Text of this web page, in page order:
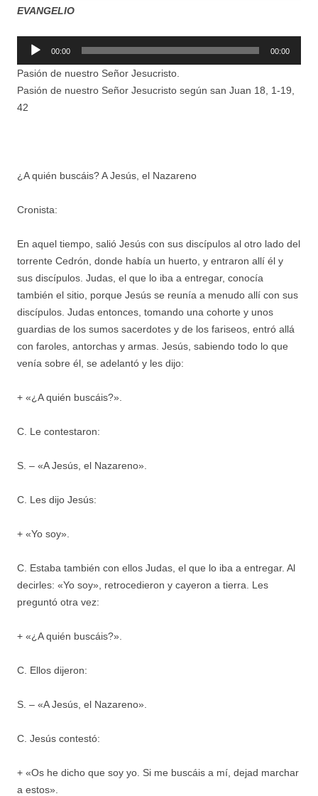
EVANGELIO
Reproductor
audio
00:00 00:00
Pasión de nuestro Señor Jesucristo.
Pasión de nuestro Señor Jesucristo según san Juan 18, 1-19,
42
¿A quién buscáis? A Jesús, el Nazareno
Cronista:
En aquel tiempo, salió Jesús con sus discípulos al otro lado del
torrente Cedrón, donde había un huerto, y entraron allí él y
sus discípulos. Judas, el que lo iba a entregar, conocía
también el sitio, porque Jesús se reunía a menudo allí con sus
discípulos. Judas entonces, tomando una cohorte y unos
guardias de los sumos sacerdotes y de los fariseos, entró allá
con faroles, antorchas y armas. Jesús, sabiendo todo lo que
venía sobre él, se adelantó y les dijo:
+ «¿A quién buscáis?».
C. Le contestaron:
S. – «A Jesús, el Nazareno».
C. Les dijo Jesús:
+ «Yo soy».
C. Estaba también con ellos Judas, el que lo iba a entregar. Al
decirles: «Yo soy», retrocedieron y cayeron a tierra. Les
preguntó otra vez:
+ «¿A quién buscáis?».
C. Ellos dijeron:
S. – «A Jesús, el Nazareno».
C. Jesús contestó:
+ «Os he dicho que soy yo. Si me buscáis a mí, dejad marchar
a estos».